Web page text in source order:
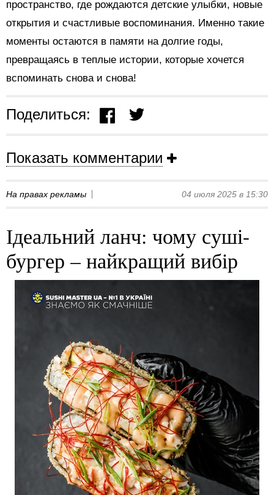
пространство, где рождаются детские улыбки, новые
открытия и счастливые воспоминания. Именно такие
моменты остаются в памяти на долгие годы,
превращаясь в теплые истории, которые хочется
вспоминать снова и снова!
Поделиться:
Показать комментарии
На правах рекламы 04 июля 2025 в 15:30
Ідеальний ланч: чому суші-
бургер – найкращий вибір